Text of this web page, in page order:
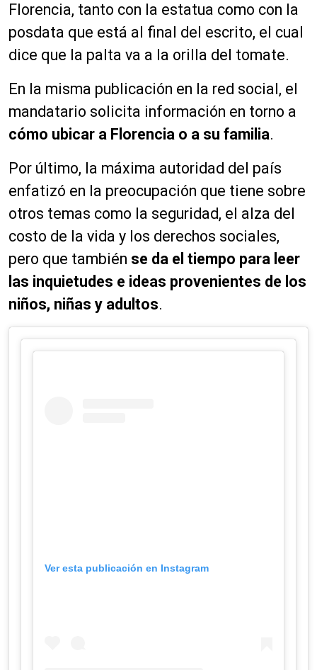
Florencia, tanto con la estatua como con la
posdata que está al final del escrito, el cual
dice que la palta va a la orilla del tomate.
En la misma publicación en la red social, el
mandatario solicita información en torno a
cómo ubicar a Florencia o a su familia.
Por último, la máxima autoridad del país
enfatizó en la preocupación que tiene sobre
otros temas como la seguridad, el alza del
costo de la vida y los derechos sociales,
pero que también se da el tiempo para leer
las inquietudes e ideas provenientes de los
niños, niñas y adultos.
Ver esta publicación en Instagram